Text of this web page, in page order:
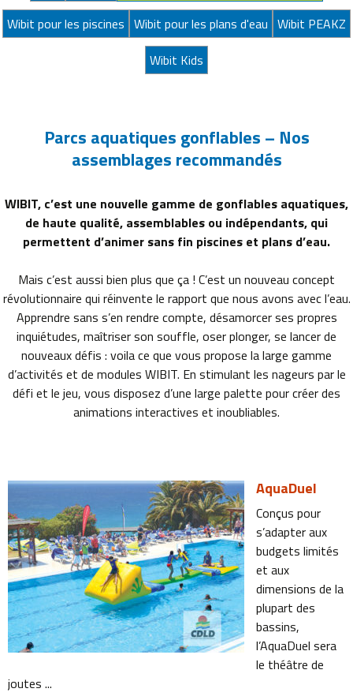
Wibit pour les piscines Wibit pour les plans d'eau Wibit PEAKZ
Wibit Kids
Parcs aquatiques gonflables – Nos
assemblages recommandés
WIBIT, c’est une nouvelle gamme de gonflables aquatiques,
de haute qualité, assemblables ou indépendants, qui
permettent d’animer sans fin piscines et plans d’eau.
Mais c’est aussi bien plus que ça ! C’est un nouveau concept
révolutionnaire qui réinvente le rapport que nous avons avec l’eau.
Apprendre sans s’en rendre compte, désamorcer ses propres
inquiétudes, maîtriser son souffle, oser plonger, se lancer de
nouveaux défis : voila ce que vous propose la large gamme
d’activités et de modules WIBIT. En stimulant les nageurs par le
défi et le jeu, vous disposez d’une large palette pour créer des
animations interactives et inoubliables.
AquaDuel
Conçus pour
s’adapter aux
budgets limités
et aux
dimensions de la
plupart des
bassins,
l’AquaDuel sera
le théâtre de
joutes ...